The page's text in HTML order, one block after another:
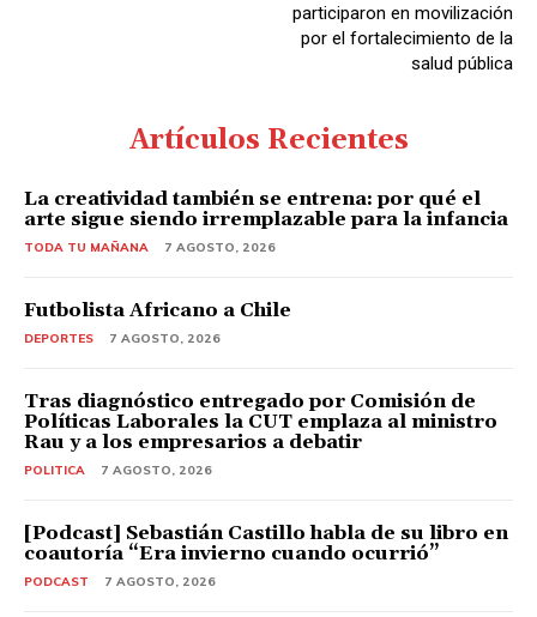
participaron en movilización
por el fortalecimiento de la
salud pública
Artículos Recientes
La creatividad también se entrena: por qué el
arte sigue siendo irremplazable para la infancia
TODA TU MAÑANA 7 AGOSTO, 2026
Futbolista Africano a Chile
DEPORTES 7 AGOSTO, 2026
Tras diagnóstico entregado por Comisión de
Políticas Laborales la CUT emplaza al ministro
Rau y a los empresarios a debatir
POLITICA 7 AGOSTO, 2026
[Podcast] Sebastián Castillo habla de su libro en
coautoría “Era invierno cuando ocurrió”
PODCAST 7 AGOSTO, 2026